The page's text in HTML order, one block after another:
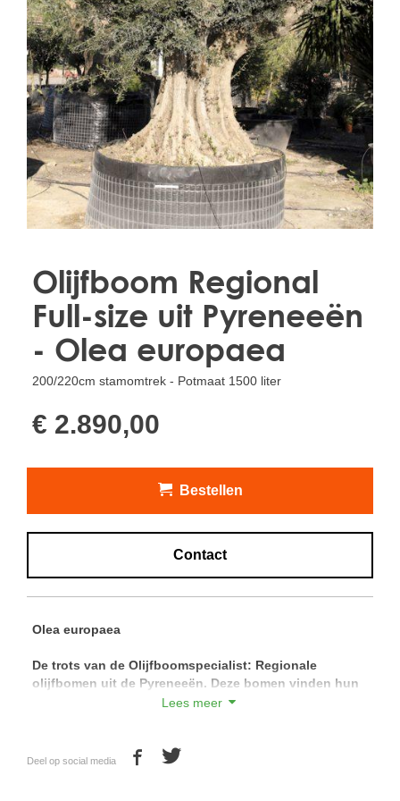
Treesafe
VORSTBESCHERMINGVOORBOMEN.NL
WINTERSCHUTZFUERBAEUME.DE
FROSTPROTECTIONFORTREES.CO.UK
Terracotta
TERRACOTTA.NL
TERRACOTTA.BE
TERRAKOTTA.DE
Olijfboom Regional
Full-size uit Pyreneeën
- Olea europaea
200/220cm stamomtrek - Potmaat 1500 liter
€ 2.890,00
Bestellen
Contact
Olea europaea
De trots van de Olijfboomspecialist: Regionale
olijfbomen uit de Pyreneeën. Deze bomen vinden hun
oorsprong ten zuiden van de Pyreneeën en zijn
Lees meer
Deel op social media